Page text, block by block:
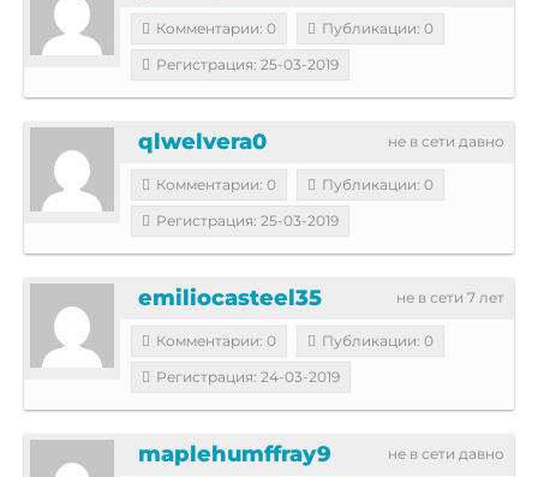
Комментарии: 0
Публикации: 0
Регистрация: 25-03-2019
не в сети давно
qlwelvera0
Комментарии: 0
Публикации: 0
Регистрация: 25-03-2019
не в сети 7 лет
emiliocasteel35
Комментарии: 0
Публикации: 0
Регистрация: 24-03-2019
не в сети давно
maplehumffray9